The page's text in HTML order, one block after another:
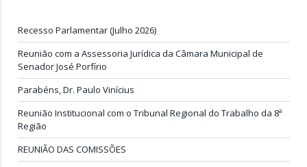
Recesso Parlamentar (Julho 2026)
Reunião com a Assessoria Jurídica da Câmara Municipal de
Senador José Porfírio
Parabéns, Dr. Paulo Vinícius
Reunião Institucional com o Tribunal Regional do Trabalho da 8ª
Região
REUNIÃO DAS COMISSÕES